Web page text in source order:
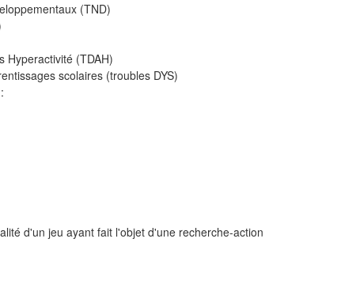
(TND)
Hyperactivité (TDAH)
scolaires (troubles DYS)
d'un jeu ayant fait l'objet d'une recherche-action